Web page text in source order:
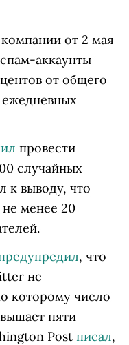
от 2 мая
аккаунты
от общего
провести
случайных
к выводу, что
не менее 20
, что
не
которому число
пяти
Post писал,